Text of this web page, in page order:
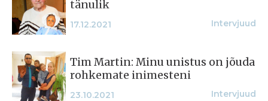
tänulik
17.12.2021 Intervjuud
Tim Martin: Minu unistus on jõuda
rohkemate inimesteni
23.10.2021 Intervjuud